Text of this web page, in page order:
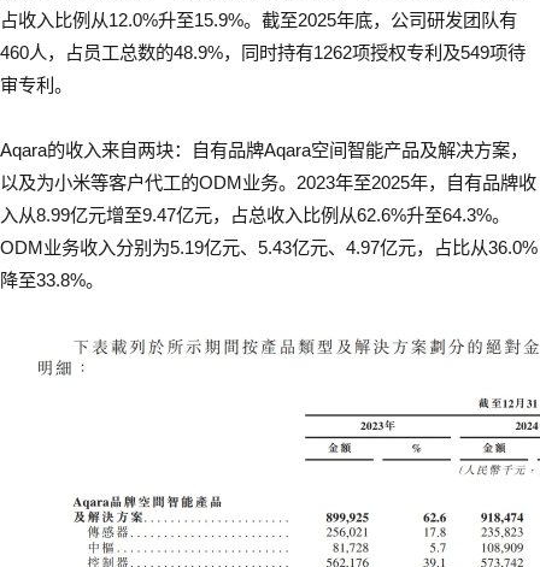
占收入比例从12.0%升至15.9%。截至2025年底，公司研发团队有
460人，占员工总数的48.9%，同时持有1262项授权专利及549项待
审专利。
Aqara的收入来自两块：自有品牌Aqara空间智能产品及解决方案，
以及为小米等客户代工的ODM业务。2023年至2025年，自有品牌收
入从8.99亿元增至9.47亿元，占总收入比例从62.6%升至64.3%。
ODM业务收入分别为5.19亿元、5.43亿元、4.97亿元，占比从36.0%
降至33.8%。